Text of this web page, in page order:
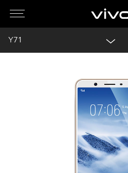
Y71
Thư viện
Thông số